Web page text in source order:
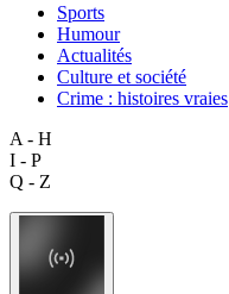
Sports
Humour
Actualités
Culture et société
Crime : histoires vraies
A - H
I - P
Q - Z